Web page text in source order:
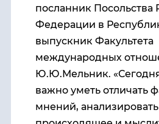
посланник Посольства
Федерации в
выпускник Факультета
международных
Ю.Ю.Мельник.
важно уметь отличать
мнений, анализировать